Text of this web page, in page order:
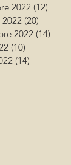
2022 (12)
(20)
2022 (14)
(10)
(14)